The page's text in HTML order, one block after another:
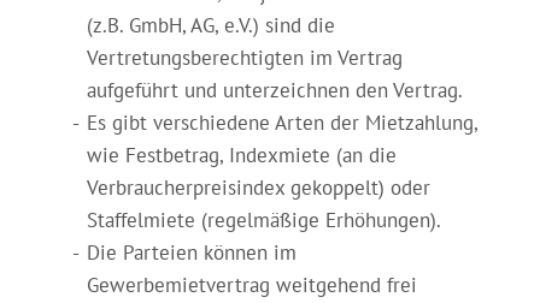
(z.B. GmbH, AG, e.V.) sind die
Vertretungsberechtigten im Vertrag
aufgeführt und unterzeichnen den Vertrag.
Es gibt verschiedene Arten der Mietzahlung,
wie Festbetrag, Indexmiete (an die
Verbraucherpreisindex gekoppelt) oder
Staffelmiete (regelmäßige Erhöhungen).
Die Parteien können im
Gewerbemietvertrag weitgehend frei